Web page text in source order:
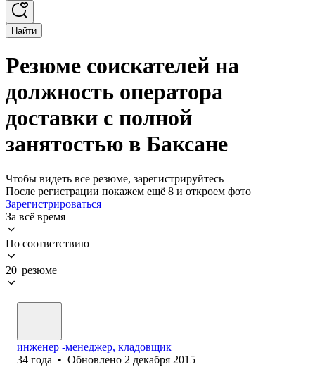
Найти
Резюме соискателей на
должность оператора
доставки с полной
занятостью в Баксане
Чтобы видеть все резюме, зарегистрируйтесь
После регистрации покажем ещё 8 и откроем фото
Зарегистрироваться
За всё время
По соответствию
20 резюме
инженер -менеджер, кладовщик
34 года • Обновлено 2 декабря 2015